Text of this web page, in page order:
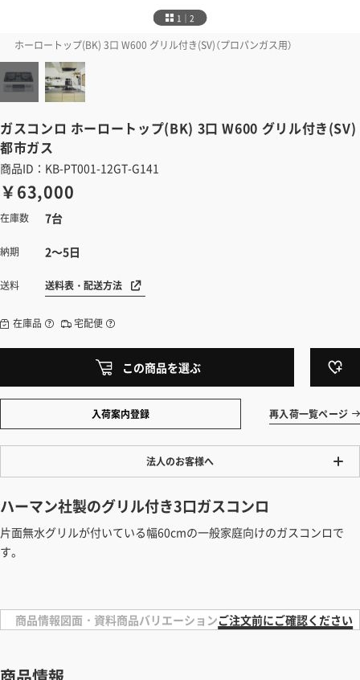
1｜2
ホーロートップ(BK) 3口 W600 グリル付き(SV)（プロパンガス用）
ガスコンロ ホーロートップ(BK) 3口 W600 グリル付き(SV)
都市ガス
商品ID：KB-PT001-12GT-G141
￥63,000
在庫数 7台
納期 2～5日
送料 送料表・配送方法
在庫品 宅配便
この商品を選ぶ
入荷案内登録 再入荷一覧ページ
法人のお客様へ
ワンプライス販売
法人・個人様いずれも全て一律の価格で販売しております。法人/個人
事業主様には「請求書払い」も対応しています。
「この商品を選ぶ」からご希望の商品をカートに入れていただき、お届
ハーマン社製のグリル付き3口ガスコンロ
片面無水グリルが付いている幅60cmの一般家庭向けのガスコンロで
す。
商品情報図面・資料商品バリエーションご注文前にご確認ください